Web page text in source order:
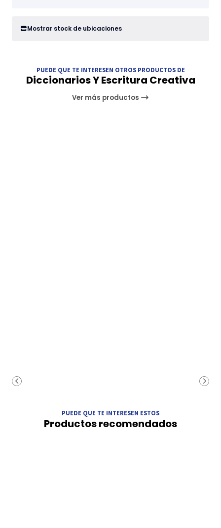
Mostrar stock de ubicaciones
PUEDE QUE TE INTERESEN OTROS PRODUCTOS DE
Diccionarios Y Escritura Creativa
Ver más productos
PUEDE QUE TE INTERESEN ESTOS
Productos recomendados